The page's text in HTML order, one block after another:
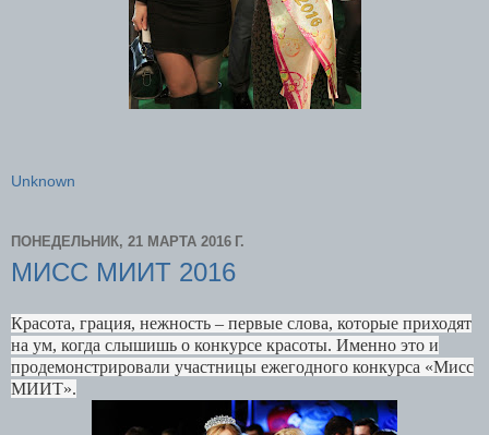
Unknown
ПОНЕДЕЛЬНИК, 21 МАРТА 2016 Г.
МИСС МИИТ 2016
Красота, грация, нежность – первые слова, которые приходят
на ум, когда слышишь о конкурсе красоты. Именно это и
продемонстрировали участницы ежегодного конкурса «Мисс
МИИТ».